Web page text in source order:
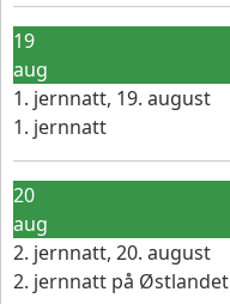
19
aug
1. jernnatt, 19. august
1. jernnatt
20
aug
2. jernnatt, 20. august
2. jernnatt på Østlandet